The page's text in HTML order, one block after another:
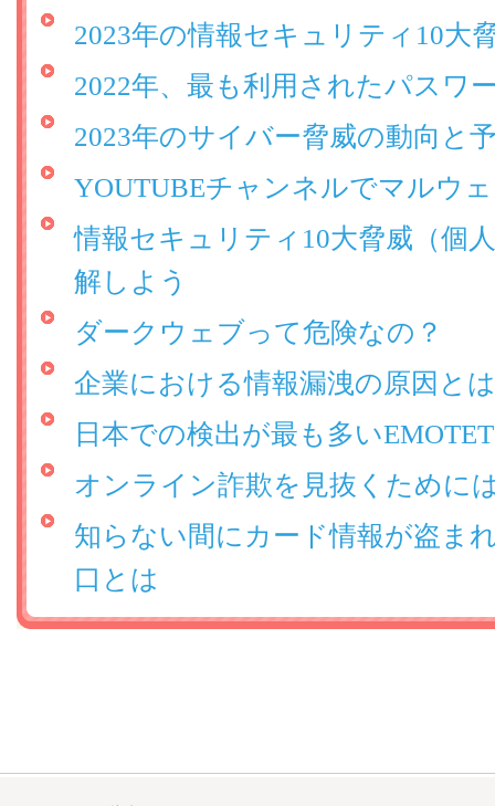
2023年の情報セキュリティ10大
2022年、最も利用されたパスワ
2023年のサイバー脅威の動向と
YOUTUBEチャンネルでマルウ
情報セキュリティ10大脅威（個
解しよう
ダークウェブって危険なの？
企業における情報漏洩の原因と
日本での検出が最も多い
オンライン詐欺を見抜くために
知らない間にカード情報が盗ま
口とは